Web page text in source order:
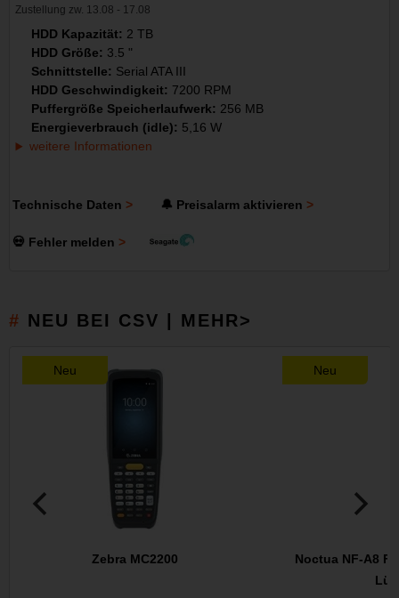
Zustellung zw. 13.08 - 17.08
HDD Kapazität: 2 TB
HDD Größe: 3.5 "
Schnittstelle: Serial ATA III
HDD Geschwindigkeit: 7200 RPM
Puffergröße Speicherlaufwerk: 256 MB
Energieverbrauch (idle): 5,16 W
weitere Informationen
Technische Daten 🔔 Preisalarm aktivieren
💀 Fehler melden
NEU BEI CSV | MEHR>
Neu
Zebra MC2200
Neu
Noctua NF-A8